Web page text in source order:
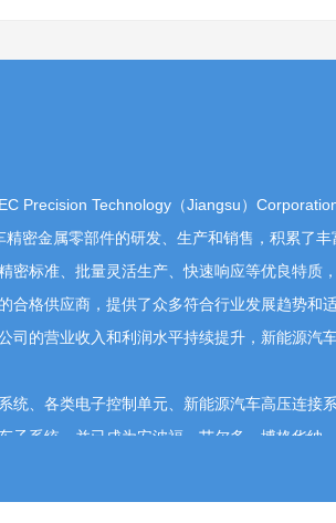
信息透明度。同时，公司还应密切关注市场动
应。感谢您对公司的关注。
董事、副总经理、财务总监张文进 2026-05-
需求?
2026-05-14 16:21:11 易实精密 董
稳健，现金流状况良好，现有资金储备可充分
增股权融资及大额债权融资计划。未来若因业
EC Precision Technology（Jiangsu）
密金属零部件的研发、生产和销售，积累了丰
密标准、批量灵活生产、快速响应等优良特质
合格供应商，提供了众多符合行业发展趋势和
司的营业收入和利润水平持续提升，新能源汽
统、各类电子控制单元、新能源汽车高压连接
子系统，并已成为安波福、艾尔多、博格华纳
跃电子、怡得乐、伊维氏、浙江孔辉、恒进机